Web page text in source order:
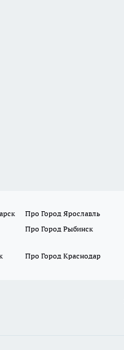
Про Город Ярославль
Про Город Рыбинск
Про Город Краснодар